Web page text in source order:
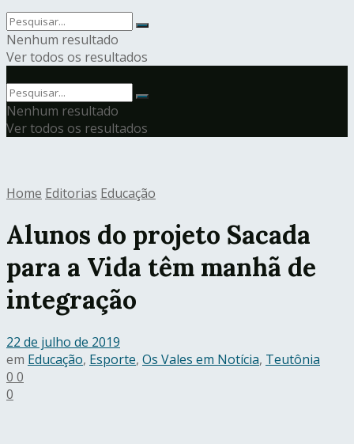
Nenhum resultado
Ver todos os resultados
Nenhum resultado
Ver todos os resultados
Home Editorias Educação
Alunos do projeto Sacada
para a Vida têm manhã de
integração
22 de julho de 2019
em Educação, Esporte, Os Vales em Notícia, Teutônia
0 0
0